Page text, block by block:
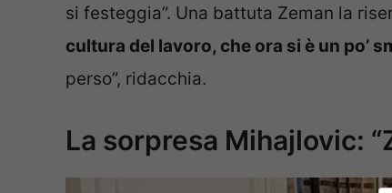
si festeggia”. Una battuta Zeman la
cultura del lavoro, che ora si è un po’
perso”, ridacchia.
La sorpresa Mihajlovic: